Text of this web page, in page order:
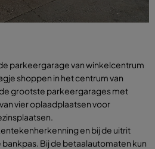
parkeergarage van winkelcentrum
shoppen in het centrum van
grootste parkeergarages met
vier oplaadplaatsen voor
en bij de uitrit
Bij de betaalautomaten kun